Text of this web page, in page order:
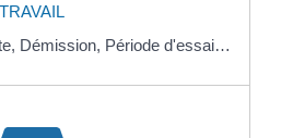
TRAVAIL
Démission, Période d'essai…